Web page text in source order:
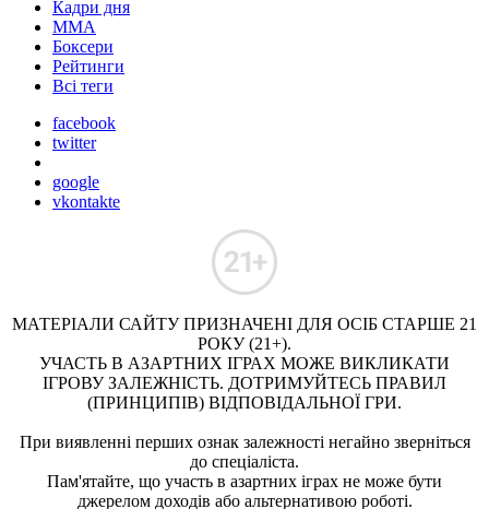
Кадри дня
ММА
Боксери
Рейтинги
Всі теги
facebook
twitter
google
vkontakte
МАТЕРІАЛИ САЙТУ ПРИЗНАЧЕНІ ДЛЯ ОСІБ СТАРШЕ 21
РОКУ (21+).
УЧАСТЬ В АЗАРТНИХ ІГРАХ МОЖЕ ВИКЛИКАТИ
ІГРОВУ ЗАЛЕЖНІСТЬ. ДОТРИМУЙТЕСЬ ПРАВИЛ
(ПРИНЦИПІВ) ВІДПОВІДАЛЬНОЇ ГРИ.
При виявленні перших ознак залежності негайно зверніться
до спеціаліста.
Пам'ятайте, що участь в азартних іграх не може бути
джерелом доходів або альтернативою роботі.